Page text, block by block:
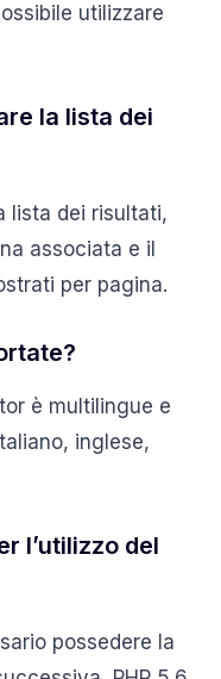
utilizzare
la lista dei
lista dei risultati,
associata e il
per pagina.
è multilingue e
inglese,
l’utilizzo del
possedere la